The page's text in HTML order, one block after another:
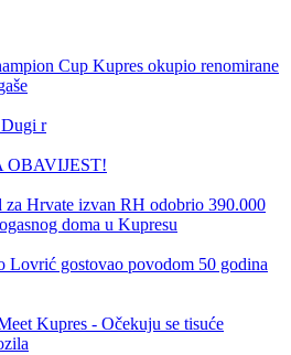
Cup Kupres okupio renomirane
r
OBAVIJEST!
za Hrvate izvan RH odobrio 390.000
doma u Kupresu
Lovrić gostovao povodom 50 godina
Kupres - Očekuju se tisuće